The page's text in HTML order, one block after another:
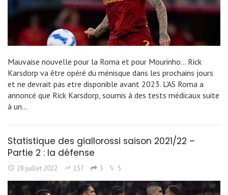
Mauvaise nouvelle pour la Roma et pour Mourinho... Rick
Karsdorp va être opéré du ménisque dans les prochains jours
et ne devrait pas etre disponible avant 2023. L'AS Roma a
annoncé que Rick Karsdorp, soumis à des tests médicaux suite
à un…
Statistique des giallorossi saison 2021/22 –
Partie 2 : la défense
28 juillet 2022 157 5 5